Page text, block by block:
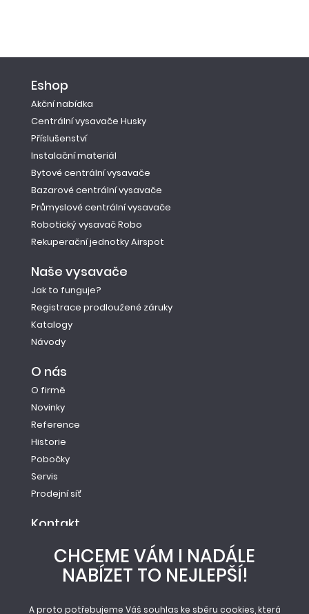
Eshop
Akční nabídka
Centrální vysavače Husky
Příslušenství
Instalační materiál
Bytové centrální vysavače
Bazarové centrální vysavače
Průmyslové centrální vysavače
Robotický vysavač Robo
Rekuperační jednotky Airspot
Naše vysavače
Jak to funguje?
Registrace prodloužené záruky
Katalogy
Návody
O nás
O firmě
Novinky
Reference
Historie
Pobočky
Servis
Prodejní síť
Kontakt
E-mail: info@newag.cz
Kontaktní formulář
Vestecká 104
CHCEME VÁM I NADÁLE
NABÍZET TO NEJLEPŠÍ!
A proto potřebujeme Váš souhlas ke sběru cookies, která